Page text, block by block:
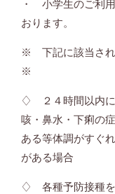
・ 小学生のご利
おります。
※ 下記に該当され
※
♢ ２４時間以内に
咳・鼻水・下痢の
ある等体調がすぐ
がある場合
♢ 各種予防接種を